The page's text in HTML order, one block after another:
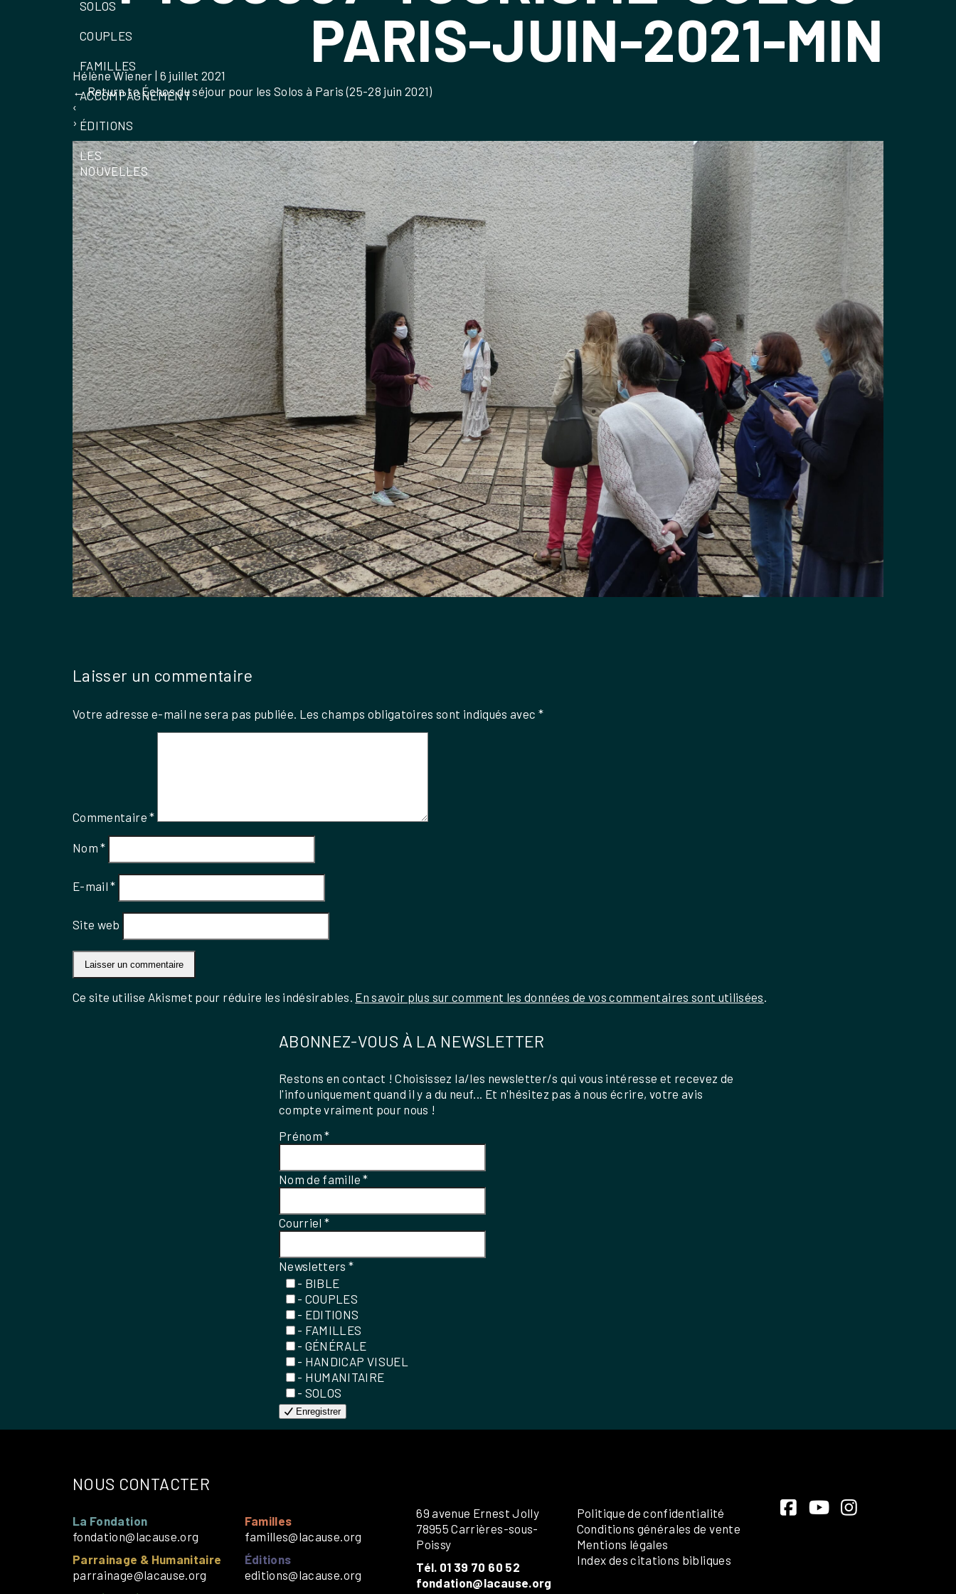
SOLOS
COUPLES
FAMILLES
ACCOMPAGNEMENT
ÉDITIONS
LES
NOUVELLES
PARIS-JUIN-2021-MIN
Hélène Wiener 6 juillet 2021
←Return to Échos du séjour pour les Solos à Paris (25-28 juin 2021)
‹
›
Laisser un commentaire
Votre adresse e-mail ne sera pas publiée. Les champs obligatoires sont indiqués avec *
Commentaire*
Nom*
E-mail*
Site web
Ce site utilise Akismet pour réduire les indésirables. En savoir plus sur comment les données de vos commentaires sont utilisées.
ABONNEZ-VOUS À LA NEWSLETTER
Restons en contact ! Choisissez la/les newsletter/s qui vous intéresse et recevez de
l'info uniquement quand il y a du neuf... Et n'hésitez pas à nous écrire, votre avis
compte vraiment pour nous !
Prénom*
Nom de famille*
Courriel*
Newsletters*
- BIBLE
- COUPLES
- EDITIONS
- FAMILLES
- GÉNÉRALE
- HANDICAP VISUEL
- HUMANITAIRE
- SOLOS
Enregistrer
NOUS CONTACTER
La Fondation
fondation@lacause.org
Parrainage & Humanitaire
parrainage@lacause.org
Familles
familles@lacause.org
Éditions
editions@lacause.org
69 avenue Ernest Jolly
78955 Carrières-sous-
Poissy
Tél. 01 39 70 60 52
fondation@lacause.org
Politique de confidentialité
Conditions générales de vente
Mentions légales
Index des citations bibliques